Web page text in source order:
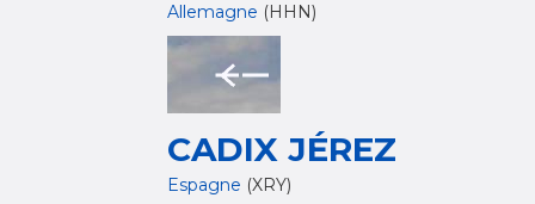
Allemagne (HHN)
CADIX JÉREZ
Espagne (XRY)